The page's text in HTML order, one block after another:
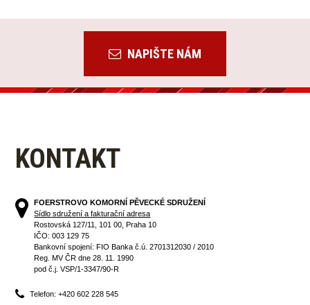
NAPIŠTE NÁM
KONTAKT
FOERSTROVO KOMORNÍ PĚVECKÉ SDRUŽENÍ
Sídlo sdružení a fakturační adresa
Rostovská 127/11, 101 00, Praha 10
IČO: 003 129 75
Bankovní spojení: FIO Banka č.ú. 2701312030 / 2010
Reg. MV ČR dne 28. 11. 1990
pod č.j. VSP/1-3347/90-R
Telefon: +420 602 228 545